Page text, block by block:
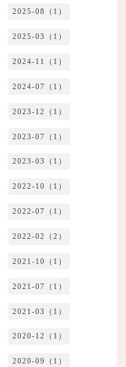
2025-08（1）
2025-03（1）
2024-11（1）
2024-07（1）
2023-12（1）
2023-07（1）
2023-03（1）
2022-10（1）
2022-07（1）
2022-02（2）
2021-10（1）
2021-07（1）
2021-03（1）
2020-12（1）
2020-09（1）